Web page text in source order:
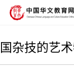
杂技的艺